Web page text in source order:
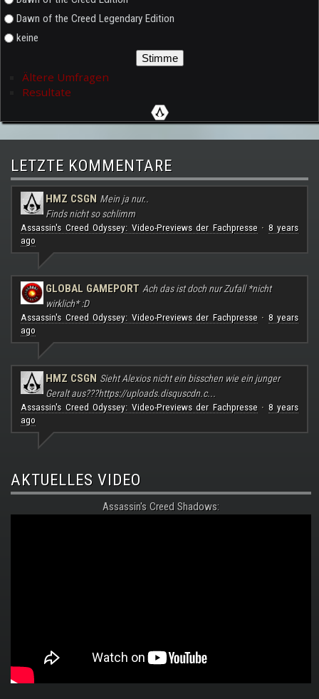
Dawn of the Creed Legendary Edition
keine
Ältere Umfragen
Resultate
LETZTE KOMMENTARE
HMZ CSGN Mein ja nur..
Finds nicht so schlimm
Assassin's Creed Odyssey: Video-Previews der Fachpresse· 8 years
ago
GLOBAL GAMEPORT Ach das ist doch nur Zufall *nicht
wirklich* :D
Assassin's Creed Odyssey: Video-Previews der Fachpresse· 8 years
ago
HMZ CSGN Sieht Alexios nicht ein bisschen wie ein junger
Geralt aus???https://uploads.disquscdn.c...
Assassin's Creed Odyssey: Video-Previews der Fachpresse· 8 years
ago
AKTUELLES VIDEO
Assassin's Creed Shadows: